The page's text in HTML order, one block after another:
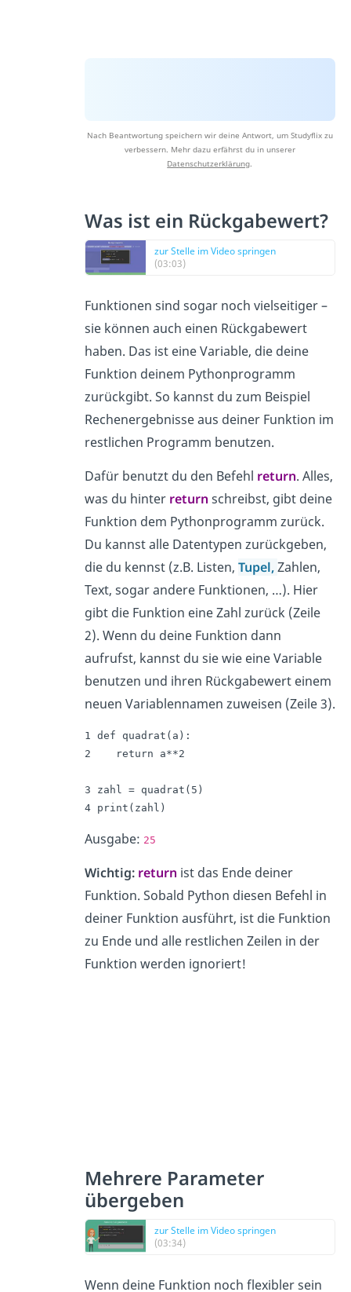
Nach Beantwortung speichern wir deine Antwort, um Studyflix zu
verbessern. Mehr dazu erfährst du in unserer
Datenschutzerklärung
Was ist ein Rückgabewert?
zur Stelle im Video springen
(03:03)
Funktionen sind sogar noch vielseitiger –
sie können auch einen Rückgabewert
haben. Das ist eine Variable, die deine
Funktion deinem Pythonprogramm
zurückgibt. So kannst du zum Beispiel
Rechenergebnisse aus deiner Funktion im
restlichen Programm benutzen.
Dafür benutzt du den Befehl return. Alles,
was du hinter return schreibst, gibt deine
Funktion dem Pythonprogramm zurück.
Du kannst alle Datentypen zurückgeben,
die du kennst (z.B. Listen, Tupel,Zahlen,
Text, sogar andere Funktionen, …). Hier
gibt die Funktion eine Zahl zurück (Zeile
2). Wenn du deine Funktion dann
aufrufst, kannst du sie wie eine Variable
benutzen und ihren Rückgabewert einem
neuen Variablennamen zuweisen (Zeile 3).
1 def quadrat(a):
2    return a**2
3 zahl = quadrat(5)
4 print(zahl)
Ausgabe: 25
Wichtig: return ist das Ende deiner
Funktion. Sobald Python diesen Befehl in
deiner Funktion ausführt, ist die Funktion
zu Ende und alle restlichen Zeilen in der
Funktion werden ignoriert!
Mehrere Parameter
übergeben
zur Stelle im Video springen
(03:34)
Wenn deine Funktion noch flexibler sein